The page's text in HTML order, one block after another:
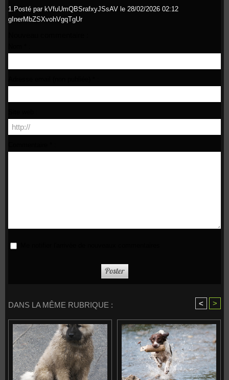
1. Posté par kVfuUmQBSrafxyJSsAV le 28/02/2026 02:12
gInerMbZSXvohVgqTgUr
DANS LA MÊME RUBRIQUE : < >